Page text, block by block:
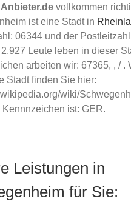
vollkommen
ist eine Stadt in
06344 und der
Leute leben in dieser
arbeiten wir: 67365, , / .
Stadt finden Sie hier:
wiki/
Kennnzeichen ist: GER.
Leistungen in
für Sie: